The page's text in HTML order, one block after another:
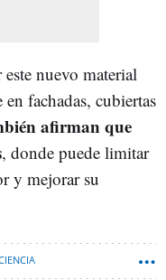
nuevo material
fachadas, cubiertas
afirman que
, donde puede limitar
y mejorar su